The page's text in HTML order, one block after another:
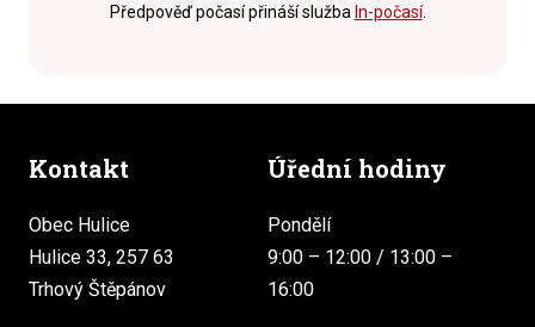
Předpověď počasí přináší služba In-počasí.
Kontakt
Obec Hulice
Hulice 33, 257 63
Trhový Štěpánov
Úřední hodiny
Pondělí
9:00 – 12:00 / 13:00 –
16:00